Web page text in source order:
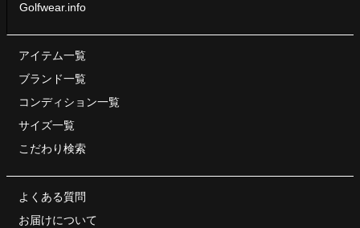
Golfwear.info
アイテム一覧
ブランド一覧
コンディション一覧
サイズ一覧
こだわり検索
よくある質問
お届けについて